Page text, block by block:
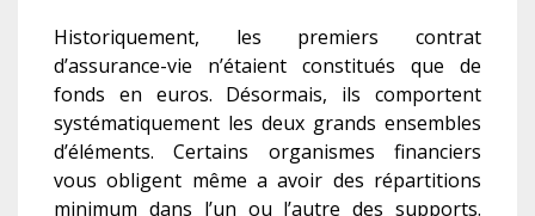
Historiquement, les premiers contrat
d’assurance-vie n’étaient constitués que de
fonds en euros. Désormais, ils comportent
systématiquement les deux grands ensembles
d’éléments. Certains organismes financiers
vous obligent même a avoir des répartitions
minimum dans l’un ou l’autre des supports.